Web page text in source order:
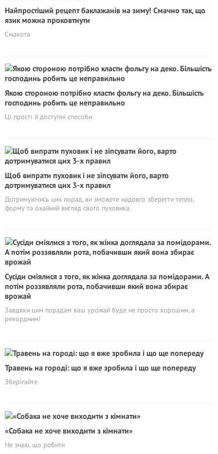
Найпростіший рецепт баклажанів на зиму! Смачно так, що
язик можна проковтнути
Смакота
Якою стороною потрібно класти фольгу на деко. Більшість
господинь робить це неправильно
Ці прості й доступні способи
Щоб випрати пуховик і не зіпсувати його, варто
дотримуватися цих 3-х правил
Дотримуючись цих порад, ви зможете надовго зберегти тепло,
форму та охайний вигляд свого пуховика.
Сусіди сміялися з того, як жінка доглядала за помідорами. А
потім роззявляли рота, побачивши який вона збирає
врожай
Завдяки цим порадам ваш урожай буде не просто хорошим, а
рекордним!
Травень на городі: що я вже зробила і що ще попереду
Зберігайте
«Собака не хоче виходити з кімнати»
Не знаю, що робити